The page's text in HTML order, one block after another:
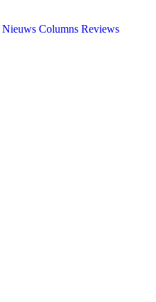
Nieuws Columns Reviews